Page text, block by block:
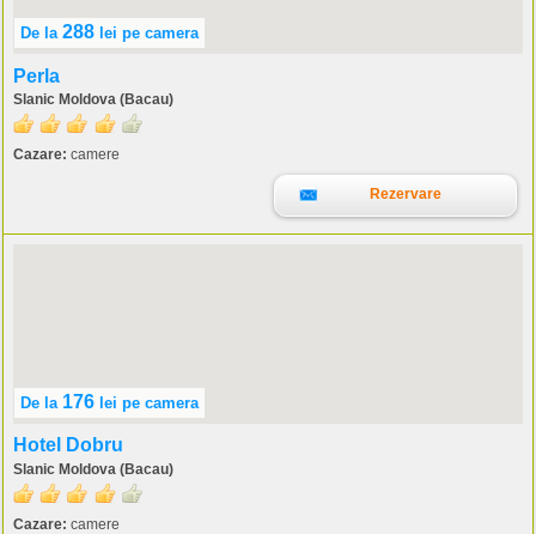
De la 288 lei pe camera
Perla
Slanic Moldova (Bacau)
Cazare: camere
Rezervare
De la 176 lei pe camera
Hotel Dobru
Slanic Moldova (Bacau)
Cazare: camere